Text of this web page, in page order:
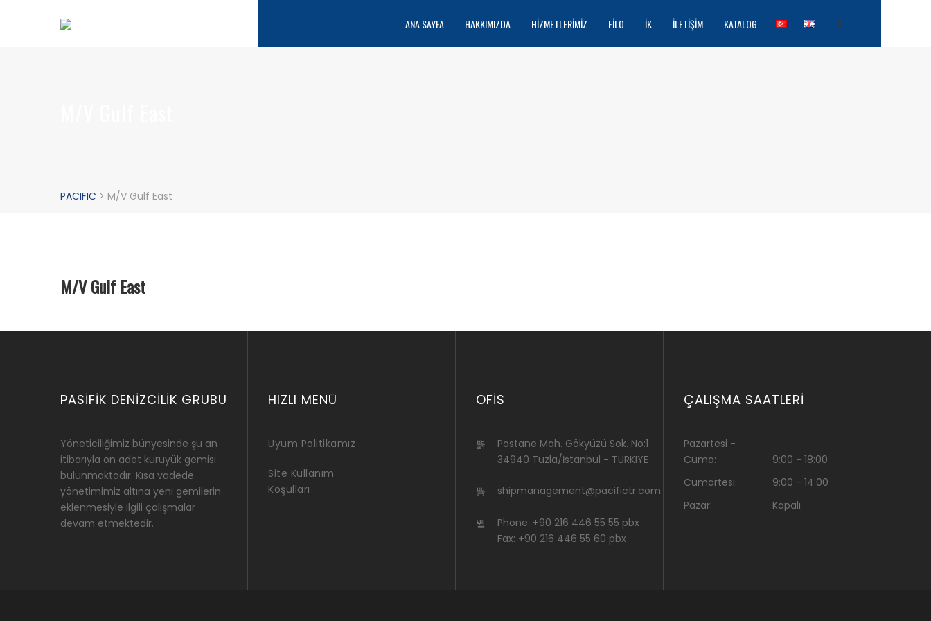
ANA SAYFA HAKKIMIZDA HIZMETLERIMIZ FILO İK İLETIŞIM KATALOG
PACIFIC > M/V Gulf East
M/V Gulf East
PASIFIK DENIZCILIK GRUBU
Yöneticiliğimiz bünyesinde şu an
itibarıyla on adet kuruyük gemisi
bulunmaktadır. Kısa vadede
yönetimimiz altına yeni gemilerin
eklenmesiyle ilgili çalışmalar
devam etmektedir.
HIZLI MENÜ
Uyum Politikamız
Site Kullanım
Koşulları
OFIS
Postane Mah. Gökyüzü Sok. No:1
34940 Tuzla/İstanbul - TURKIYE
shipmanagement@pacifictr.com
Phone: +90 216 446 55 55 pbx
Fax: +90 216 446 55 60 pbx
ÇALIŞMA SAATLERI
Pazartesi -
Cuma:
9:00 - 18:00
Cumartesi:
9:00 - 14:00
Pazar:
Kapalı